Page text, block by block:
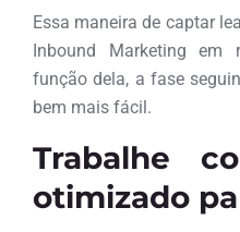
Essa maneira de captar
Inbound Marketing em
função dela, a fase
bem mais fácil.
Trabalhe
otimizado